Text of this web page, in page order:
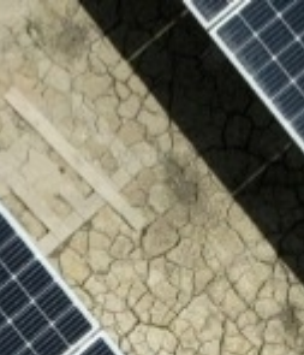
營 案場實績 下載中心